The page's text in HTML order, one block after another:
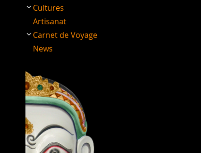
Cultures
Artisanat
Carnet de Voyage
News